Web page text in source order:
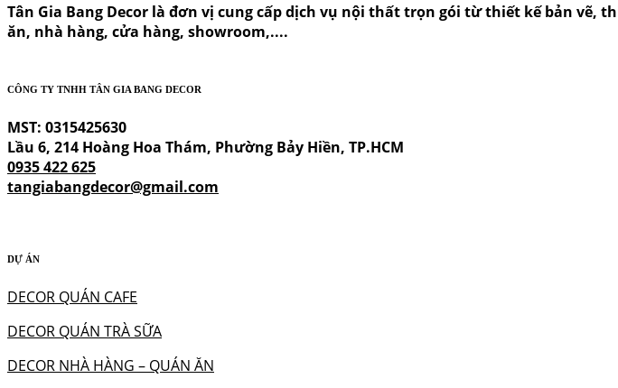
Tân Gia Bang Decor là đơn vị cung cấp dịch vụ nội thất trọn gói từ thiết kế bản vẽ,
ăn, nhà hàng, cửa hàng, showroom,....
CÔNG TY TNHH TÂN GIA BANG DECOR
MST: 0315425630
Lầu 6, 214 Hoàng Hoa Thám, Phường Bảy Hiền, TP.HCM
0935 422 625
tangiabangdecor@gmail.com
DỰ ÁN
DECOR QUÁN CAFE
DECOR QUÁN TRÀ SỮA
DECOR NHÀ HÀNG – QUÁN ĂN